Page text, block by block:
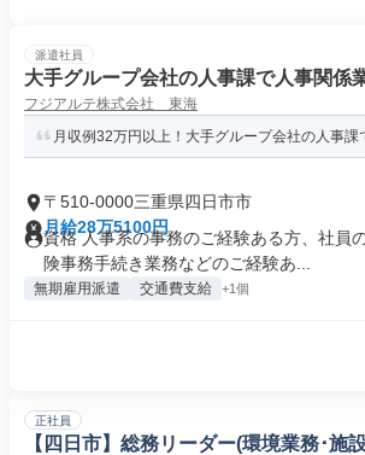
派遣社員
大手グループ会社の人事課で人事関係
フジアルテ株式会社 東海
月収例32万円以上！大手グループ会社の人事課
〒510-0000三重県四日市市
月給28万5100円
資格 人事系の事務のご経験ある方、社員
険事務手続き業務などのご経験あ...
無期雇用派遣 交通費支給 +1個
正社員
【四日市】総務リーダー(環境業務･施